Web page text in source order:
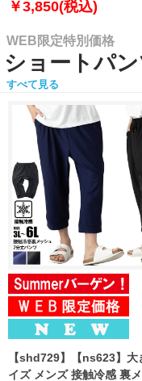
sumo999【10月下旬発送
￥3,850(税込)
WEB限定特別価格
ショートパン
すべて見る
【shd729】【ns623】大
イズ メンズ 接触冷感 裏